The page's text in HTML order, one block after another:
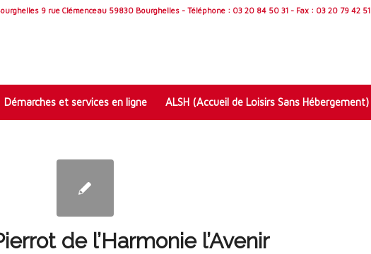
9 rue Clémenceau 59830 Bourghelles - Téléphone : 03 20 84 50 31 - Fax : 03 20 79 42 51
Démarches et services en ligne ALSH (Accueil de Loisirs Sans Hébergement)
de l’Harmonie l’Avenir